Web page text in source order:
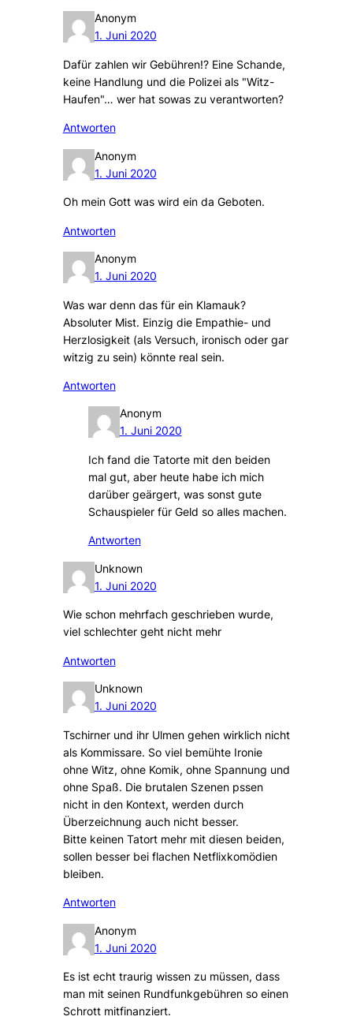
Anonym
1. Juni 2020
Dafür zahlen wir Gebühren!? Eine Schande,
keine Handlung und die Polizei als "Witz-
Haufen"… wer hat sowas zu verantworten?
Antworten
Anonym
1. Juni 2020
Oh mein Gott was wird ein da Geboten.
Antworten
Anonym
1. Juni 2020
Was war denn das für ein Klamauk?
Absoluter Mist. Einzig die Empathie- und
Herzlosigkeit (als Versuch, ironisch oder gar
witzig zu sein) könnte real sein.
Antworten
Anonym
1. Juni 2020
Ich fand die Tatorte mit den beiden
mal gut, aber heute habe ich mich
darüber geärgert, was sonst gute
Schauspieler für Geld so alles machen.
Antworten
Unknown
1. Juni 2020
Wie schon mehrfach geschrieben wurde,
viel schlechter geht nicht mehr
Antworten
Unknown
1. Juni 2020
Tschirner und ihr Ulmen gehen wirklich nicht
als Kommissare. So viel bemühte Ironie
ohne Witz, ohne Komik, ohne Spannung und
ohne Spaß. Die brutalen Szenen pssen
nicht in den Kontext, werden durch
Überzeichnung auch nicht besser.
Bitte keinen Tatort mehr mit diesen beiden,
sollen besser bei flachen Netflixkomödien
bleiben.
Antworten
Anonym
1. Juni 2020
Es ist echt traurig wissen zu müssen, dass
man mit seinen Rundfunkgebühren so einen
Schrott mitfinanziert.